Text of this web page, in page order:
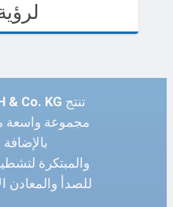
& Co. KG
مجموعة واسعة
والمبتكرة
للصدأ والمعادن